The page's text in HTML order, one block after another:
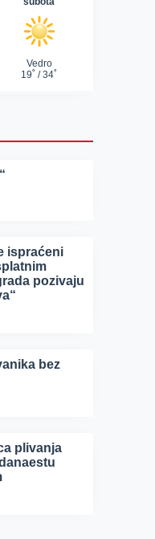
ispraćeni
pozivaju
bez
plivanja